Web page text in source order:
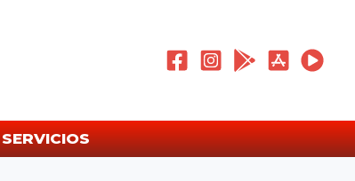
SERVICIOS